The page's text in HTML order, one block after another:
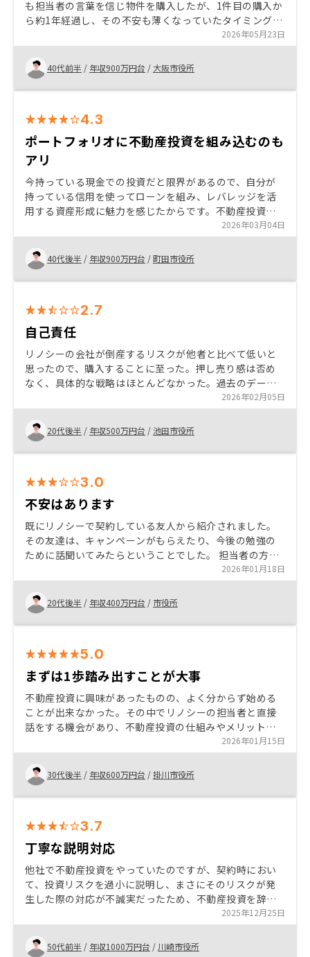
も担当者の言葉を信じ物件を購入したが、1件目の購入か
ら約1年経過し、その不安も薄くなっていたタイミングで
2件目の案内があったため詳しく話を聞くことにした。 2
件目は新築を購入したが、これまでの説明では中古を購
入するメリットの話だったため、新築を勧められた際は
改めて不安も出てきたが、担当者の説明を聞き、信用し
ようということで購入に踏み切った。
2026年05月23日
40代前半 / 年収900万円台 / 大阪市役所
4.3
ポートフォリオに不動産投資を組み込むのも
アリ
今持っている現金での投資だと限界があるので、自分が
持っている信用を使ってローンを組み、レバレッジを活
用する資産形成に魅力を感じたからです。不動産投資
は、現金や投資信託等の資産形成のリスク分散につなが
るとも考えました。 色々な還元キャンペーンや広告展開
を行っていますが、その原資はどこから来ているんだろ
う、物件価格や管理プランに上乗せされて回収されてい
るのでは、というような疑念を感じるところもあるの
2026年03月04日
40代後半 / 年収900万円台 /町田市役所
2.7
自己責任
リノシーの会社が倒産するリスクが他者と比べて低いと
思ったので、購入することに至った。押し売り感は否め
なく、具体的な戦略はほとんどなかった。過去のデータ
で話すことがほとんどだったので、賭けごとだと感じて
いる。
2026年02月05日
20代後半 / 年収500万円台 / 池田市役所
3.0
不安はあります
既にリノシーで契約している友人から紹介されました。
その友達は、キャンペーンがもらえたり、今後の勉強の
ために話聞いてみたらということでした。 担当者の方と
Web面談を行う中でやってみたいと思いました。2026年01月18日
20代後半 / 年収400万円台 / 市役所
5.0
まずは1歩踏み出すことが大事
不動産投資に興味があったものの、よく分からず始める
ことが出来なかった。その中でリノシーの担当者と直接
話をする機会があり、不動産投資の仕組みやメリットを
聞く事でスタートが切れた。一度、話を聞いてみること
をお勧めする。そうすることで不安が解消され、よしや
ってみようと背中を押してくれる。
2026年01月15日
30代後半 / 年収600万円台 /掛川市役所
3.7
丁寧な説明対応
他社で不動産投資をやっていたのですが、契約時におい
て、投資リスクを過小に説明し、まさにそのリスクが発
生した際の対応が不誠実だったため、不動産投資を辞め
ようと思っていた。 それらの状況を踏まえて、リノシー
の話を聞いたところ、納得の得られる説明をいただけた
ため購入を決めた。
2025年12月25日
50代前半 / 年収1000万円台 / 川崎市役所